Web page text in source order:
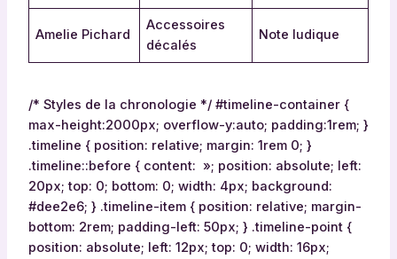
Amelie Pichard
Accessoires
décalés
Note ludique
/* Styles de la chronologie */ #timeline-container {
max-height:2000px; overflow-y:auto; padding:1rem; }
.timeline { position: relative; margin: 1rem 0; }
.timeline::before { content: »; position: absolute; left:
20px; top: 0; bottom: 0; width: 4px; background:
#dee2e6; } .timeline-item { position: relative; margin-
bottom: 2rem; padding-left: 50px; } .timeline-point {
position: absolute; left: 12px; top: 0; width: 16px;